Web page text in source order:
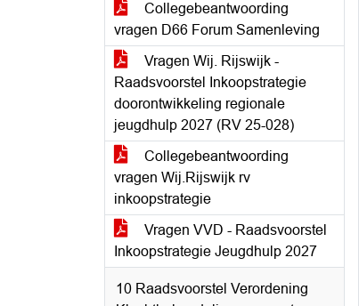
Collegebeantwoording
vragen D66 Forum Samenleving
Vragen Wij. Rijswijk -
Raadsvoorstel Inkoopstrategie
doorontwikkeling regionale
jeugdhulp 2027 (RV 25-028)
Collegebeantwoording
vragen Wij.Rijswijk rv
inkoopstrategie
Vragen VVD - Raadsvoorstel
Inkoopstrategie Jeugdhulp 2027
10 Raadsvoorstel Verordening